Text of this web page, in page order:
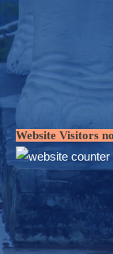
Website Visitors